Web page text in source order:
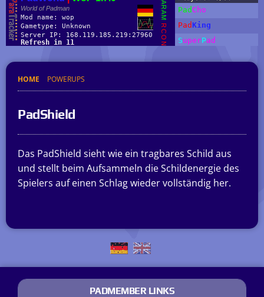
HOME POWERUPS
PadShield
Das PadShield sieht wie ein tragbares Schild aus
und stellt beim Aufsammeln die Schildenergie des
Spielers auf einen Schlag wieder vollständig her.
PADMEMBER LINKS